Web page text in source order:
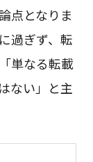
点となりま
過ぎず、転
単なる転載
ない」と主